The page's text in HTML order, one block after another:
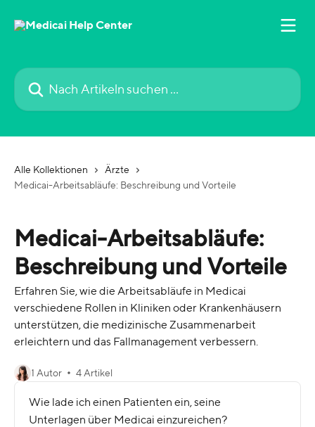
Nach Artikeln suchen …
Alle Kollektionen
Ärzte
Medicai-Arbeitsabläufe: Beschreibung und Vorteile
Medicai-Arbeitsabläufe:
Beschreibung und Vorteile
Erfahren Sie, wie die Arbeitsabläufe in Medicai
verschiedene Rollen in Kliniken oder Krankenhäusern
unterstützen, die medizinische Zusammenarbeit
erleichtern und das Fallmanagement verbessern.
1 Autor 4 Artikel
Wie lade ich einen Patienten ein, seine
Unterlagen über Medicai einzureichen?